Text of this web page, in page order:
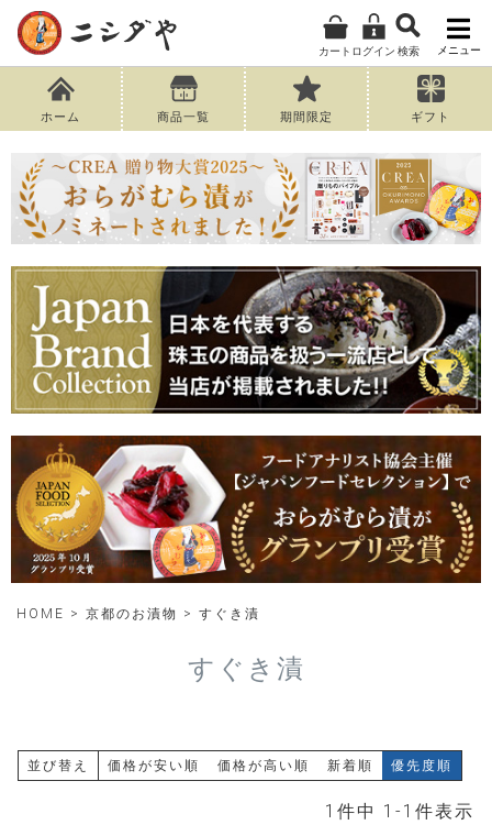
カート ログイン 検索 メニュー
ホーム 商品一覧 期間限定 ギフト
HOME 京都のお漬物 すぐき漬
すぐき漬
並び替え 価格が安い順 価格が高い順 新着順 優先度順
1 件中 1 - 1 件表示